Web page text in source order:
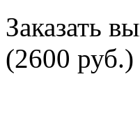
Заказать
(2600 руб.)